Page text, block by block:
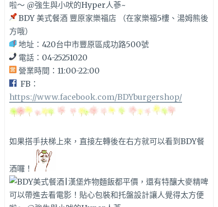
BDY 美式餐酒 豐原家樂福店 （在家樂福5樓、湯姆熊後
方哦）
地址：420台中市豐原區成功路500號
電話：04-25251020
營業時間：11:00-22:00
FB：
https://www.facebook.com/BDYburgershop/
如果搭手扶梯上來，直接左轉後在右方就可以看到BDY餐
酒囉！